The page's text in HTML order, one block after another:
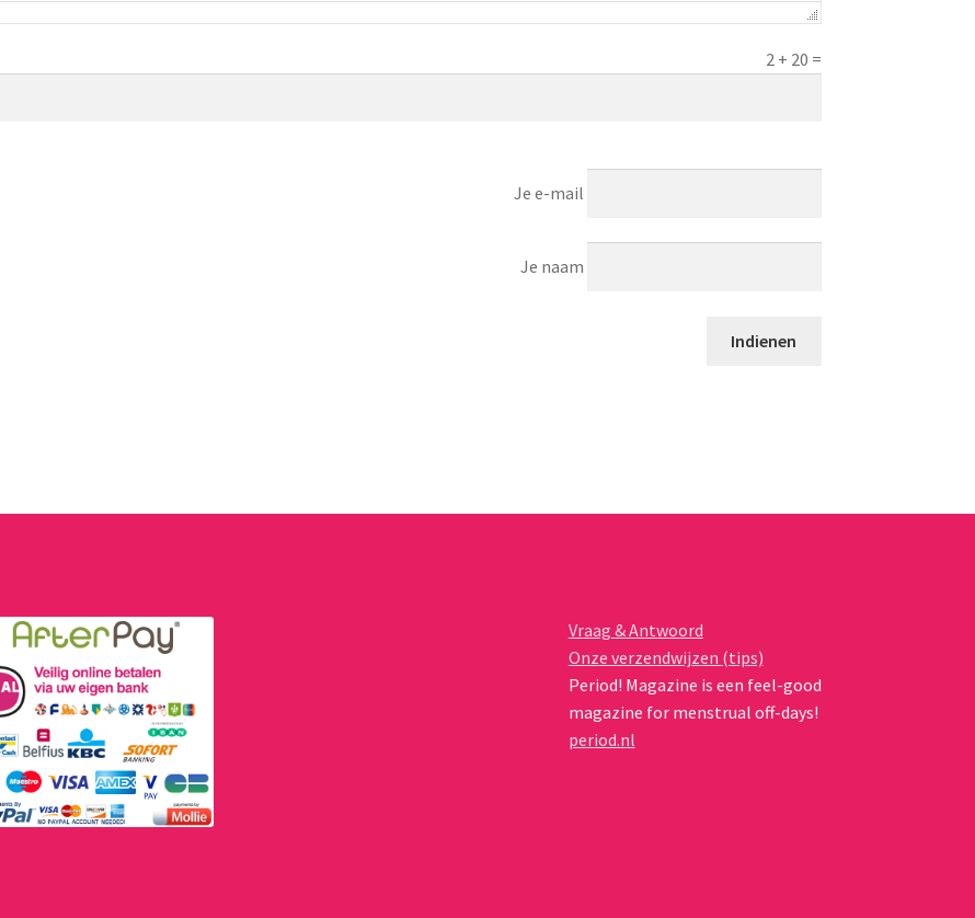
2 + 20 =
Je e-mail
Je naam
Vraag & Antwoord
Onze verzendwijzen (tips)
Period! Magazine is een feel-good
magazine for menstrual off-days!
period.nl